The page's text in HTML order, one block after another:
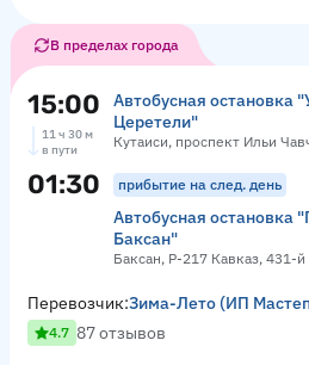
В пределах города
15:00
Автобусная остановка
Церетели"
Кутаиси, проспект Ильи
11 ч 30 м
в пути
01:30 прибытие на след. день
Автобусная остановка
Баксан"
Баксан, Р-217 Кавказ, 431-
Перевозчик:Зима-Лето (ИП
4.7 87 отзывов